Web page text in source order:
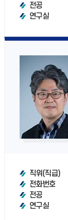
전공
연구실
직위(직급)
전화번호
전공
연구실